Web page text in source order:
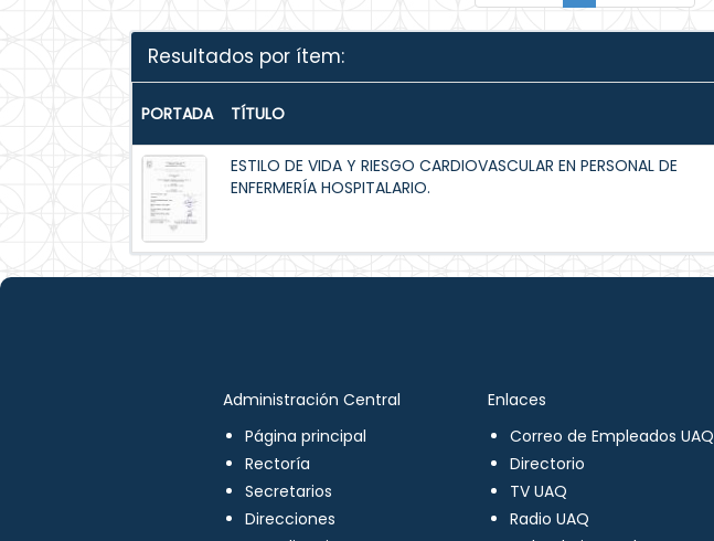
Resultados por ítem:
PORTADA TÍTULO
ESTILO DE VIDA Y RIESGO CARDIOVASCULAR EN PERSONAL DE
ENFERMERÍA HOSPITALARIO.
Administración Central
Página principal
Rectoría
Secretarios
Direcciones
Enlaces
Correo de Empleados UAQ
Directorio
TV UAQ
Radio UAQ